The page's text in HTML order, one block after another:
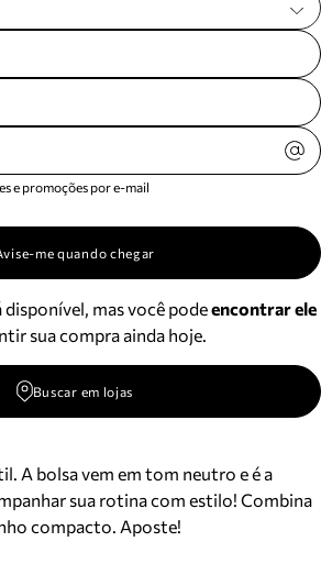
e promoções por e-mail
me quando chegar
mas você podeencontrar ele
sua compra ainda hoje.
Buscar em lojas
A bolsa vem em tom neutro e é a
sua rotina com estilo! Combina
compacto. Aposte!